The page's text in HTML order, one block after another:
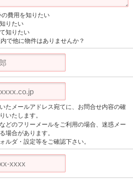
費用を知りたい
りたい
知りたい
で他に物件はありませんか？
たメールアドレス宛てに、お問合せ内容の確
いたします。
どのフリーメールをご利用の場合、迷惑メー
場合があります。
ルダ・設定等をご確認下さい。